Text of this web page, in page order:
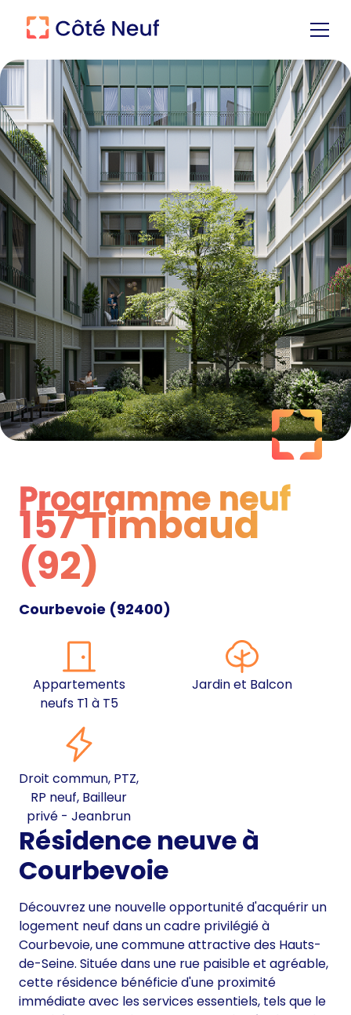
Programme neuf
Programme neuf
157 Timbaud
(92)
Courbevoie (92400)
Appartements
neufs T1 à T5
Jardin et Balcon
Droit commun, PTZ,
RP neuf, Bailleur
privé - Jeanbrun
Résidence neuve à
Courbevoie
Découvrez une nouvelle opportunité d'acquérir un
logement neuf dans un cadre privilégié à
Courbevoie, une commune attractive des Hauts-
de-Seine. Située dans une rue paisible et agréable,
cette résidence bénéficie d'une proximité
immédiate avec les services essentiels, tels que le